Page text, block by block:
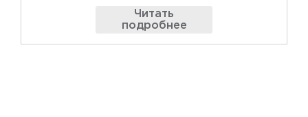
Читать
подробнее